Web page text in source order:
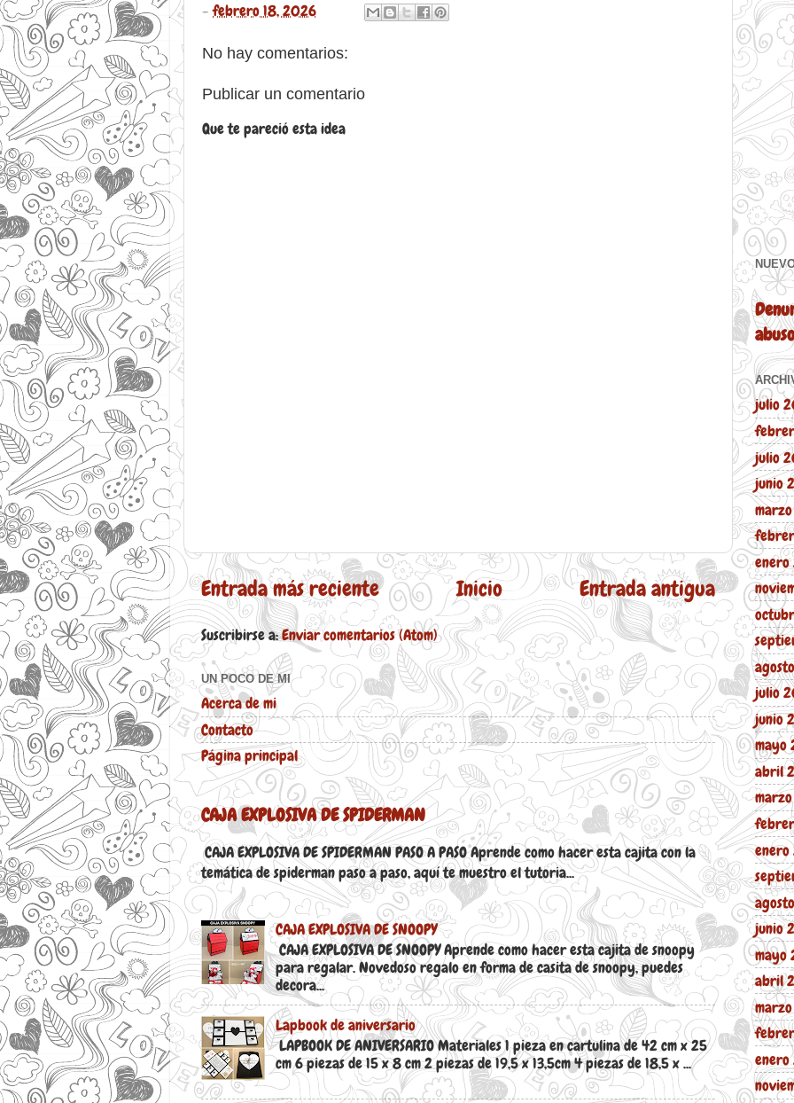
-febrero 18, 2026
No hay comentarios:
Publicar un comentario
Que te pareció esta idea
Entrada más reciente Entrada antigua
Inicio
Suscribirse a:Enviar comentarios (Atom)
UN POCO DE MI
Acerca de mi
Contacto
Página principal
CAJA EXPLOSIVA DE SPIDERMAN
CAJA EXPLOSIVA DE SPIDERMAN PASO A PASO Aprende como hacer esta cajita con la
temática de spiderman paso a paso, aquí te muestro el tutoria...
CAJA EXPLOSIVA DE SNOOPY
CAJA EXPLOSIVA DE SNOOPY Aprende como hacer esta cajita de snoopy
para regalar. Novedoso regalo en forma de casita de snoopy, puedes
decora...
Lapbook de aniversario
LAPBOOK DE ANIVERSARIO Materiales 1 pieza en cartulina de 42 cm x 25
cm 6 piezas de 15 x 8 cm 2 piezas de 19,5 x 13,5cm 4 piezas de 18,5 x ...
abuso
julio
julio
junio
julio
junio
mayo
abril
junio
mayo
abril